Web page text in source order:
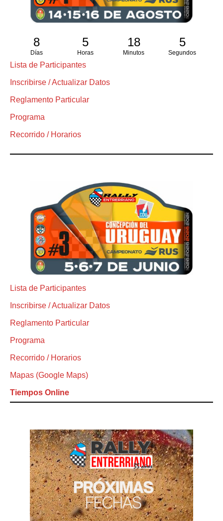
8
Días
5
Horas
18
Minutos
5
Segundos
Lista de Participantes
Inscribirse / Actualizar Datos
Reglamento Particular
Programa
Recorrido / Horarios
Lista de Participantes
Inscribirse / Actualizar Datos
Reglamento Particular
Programa
Recorrido / Horarios
Mapas (Google Maps)
Tiempos Online